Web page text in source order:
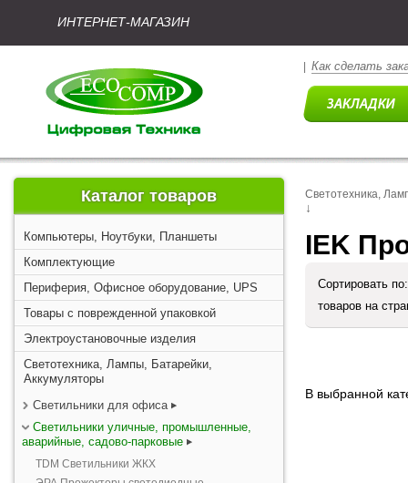
ИНТЕРНЕТ-МАГАЗИН
Как сделать
Каталог товаров
Компьютеры, Ноутбуки, Планшеты
Комплектующие
Периферия, Офисное оборудование, UPS
Товары с поврежденной упаковкой
Электроустановочные изделия
Светотехника, Лампы, Батарейки,
Аккумуляторы
Светильники для офиса
Светильники уличные, промышленные,
аварийные, садово-парковые
TDM Светильники ЖКХ
Светотехника,
↓
IEK
Сортировать
товаров на
В выбранной